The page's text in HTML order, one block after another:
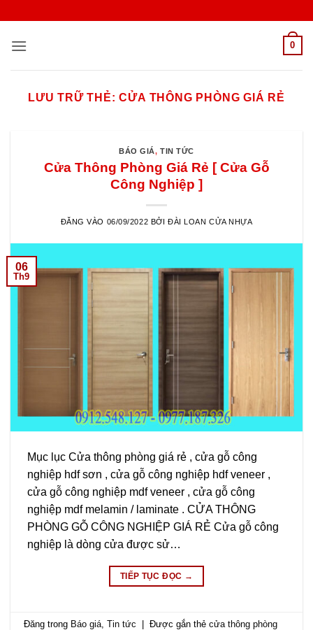
nội
0
LƯU TRỮ THẺ:CỬA THÔNG PHÒNG GIÁ RẺ
BÁO GIÁ,TIN TỨC
Cửa Thông Phòng Giá Rẻ [ Cửa Gỗ
Công Nghiệp ]
ĐĂNG VÀO 06/09/2022 BỞI ĐÀI LOAN CỬA NHỰA
06
Th9
Mục lục Cửa thông phòng giá rẻ , cửa gỗ công
nghiệp hdf sơn , cửa gỗ công nghiệp hdf veneer ,
cửa gỗ công nghiệp mdf veneer , cửa gỗ công
nghiệp mdf melamin / laminate . CỬA THÔNG
PHÒNG GỖ CÔNG NGHIỆP GIÁ RẺ Cửa gỗ công
nghiệp là dòng cửa được sử…
TIẾP TỤC ĐỌC →
Đăng trong Báo giá ,Tin tức | Được gắn thẻcửa thông phòng